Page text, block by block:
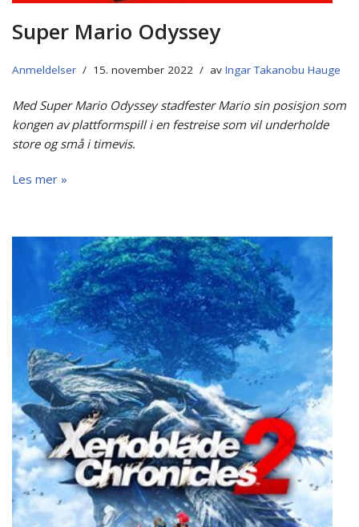
Super Mario Odyssey
Anmeldelser 15. november 2022 av Ingar Takanobu Hauge
Med Super Mario Odyssey stadfester Mario sin posisjon som
kongen av plattformspill i en festreise som vil underholde
store og små i timevis.
Les mer »